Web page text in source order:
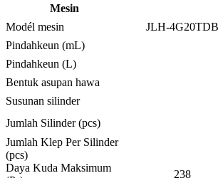
Mesin
Modél mesin
JLH-4G20TDB
Pindahkeun (mL)
Pindahkeun (L)
Bentuk asupan hawa
Susunan silinder
Jumlah Silinder (pcs)
Jumlah Klep Per Silinder
(pcs)
Daya Kuda Maksimum
238